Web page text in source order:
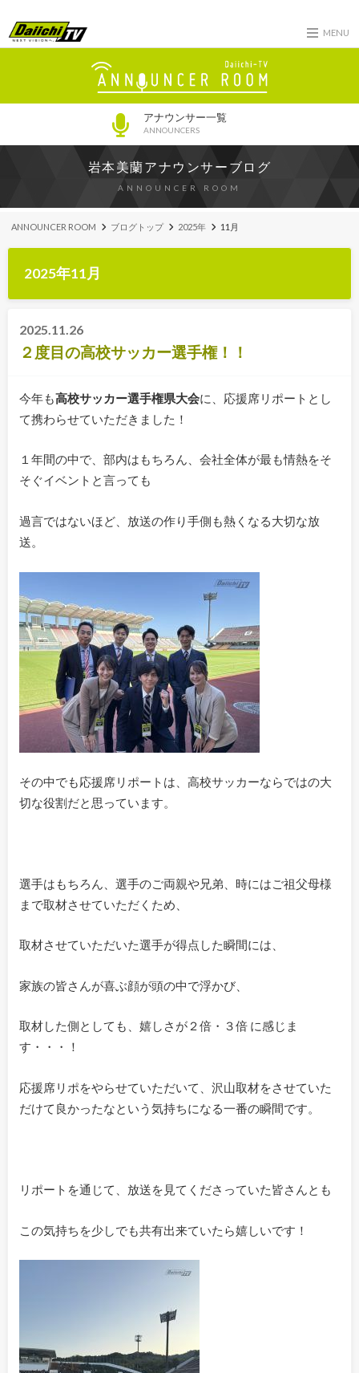
MENU
アナウンサー一覧
ANNOUNCERS
岩本美蘭アナウンサーブログ
ANNOUNCER ROOM
ANNOUNCER ROOM ブログトップ 2025年 11月
2025年11月
2025.11.26
２度目の高校サッカー選手権！！
今年も高校サッカー選手権県大会に、応援席リポートとし
て携わらせていただきました！
１年間の中で、部内はもちろん、会社全体が最も情熱をそ
そぐイベントと言っても
過言ではないほど、放送の作り手側も熱くなる大切な放
送。
その中でも応援席リポートは、高校サッカーならではの大
切な役割だと思っています。
選手はもちろん、選手のご両親や兄弟、時にはご祖父母様
まで取材させていただくため、
取材させていただいた選手が得点した瞬間には、
家族の皆さんが喜ぶ顔が頭の中で浮かび、
取材した側としても、嬉しさが２倍・３倍 に感じま
す・・・！
応援席リポをやらせていただいて、沢山取材をさせていた
だけて良かったなという気持ちになる一番の瞬間です。
リポートを通じて、放送を見てくださっていた皆さんとも
この気持ちを少しでも共有出来ていたら嬉しいです！